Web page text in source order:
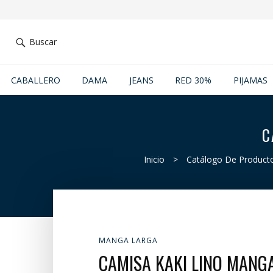
Buscar
CABALLERO DAMA JEANS RED 30% PIJAMAS
Inicio > Catálogo De
MANGA LARGA
CAMISA KAKI LINO